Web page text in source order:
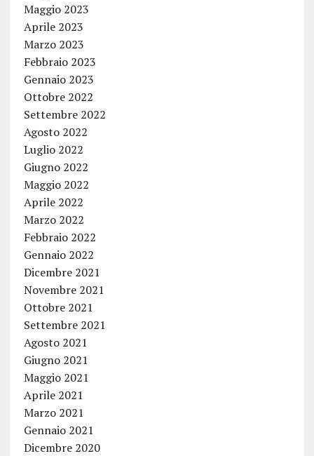
Maggio 2023
Aprile 2023
Marzo 2023
Febbraio 2023
Gennaio 2023
Ottobre 2022
Settembre 2022
Agosto 2022
Luglio 2022
Giugno 2022
Maggio 2022
Aprile 2022
Marzo 2022
Febbraio 2022
Gennaio 2022
Dicembre 2021
Novembre 2021
Ottobre 2021
Settembre 2021
Agosto 2021
Giugno 2021
Maggio 2021
Aprile 2021
Marzo 2021
Gennaio 2021
Dicembre 2020